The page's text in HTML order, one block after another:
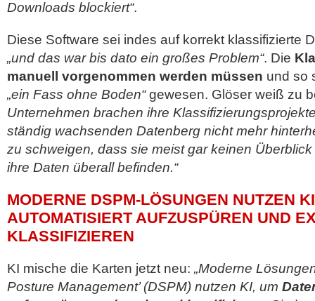
Downloads blockiert“.
Diese Software sei indes auf korrekt klassifizierte
„und das war bis dato ein großes Problem“. Die
manuell vorgenommen werden müssen und so
„ein Fass ohne Boden“gewesen. Glöser weiß zu
Unternehmen brachen ihre
ständig wachsenden Datenberg nicht mehr
zu schweigen, dass sie meist gar keinen
ihre Daten überall befinden.“
MODERNE DSPM-LÖSUNGEN NUTZEN
AUTOMATISIERT AUFZUSPÜREN UND
KLASSIFIZIEREN
KI mische die Karten jetzt neu: „Moderne
Posture Management’ (DSPM) nutzen KI, um